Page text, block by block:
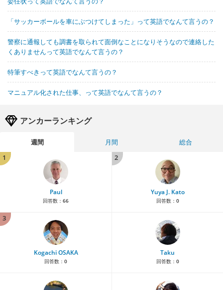
「サッカーボールを車にぶつけてしまった」って英語でなんて言うの？
警察に通報しても調書を取られて面倒なことになりそうなので連絡した
くありませんって英語でなんて言うの？
特筆すべきって英語でなんて言うの？
マニュアル化された仕事、って英語でなんて言うの？
アンカーランキング
週間 月間
総合
1
Paul
回答数： 66
2
Yuya J. Kato
回答数： 0
3
Kogachi OSAKA
回答数： 0
Taku
回答数： 0